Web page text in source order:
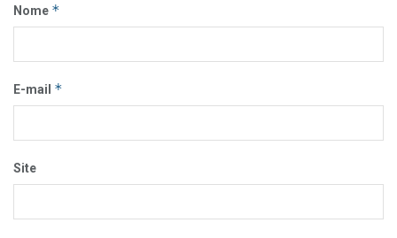
Nome *
E-mail *
Site